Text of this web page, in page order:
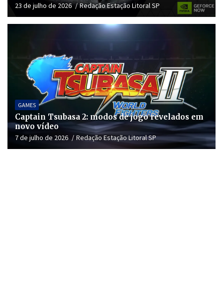
23 de julho de 2026 Redação Estação Litoral SP
GAMES
Captain Tsubasa 2: modos de jogo revelados em
novo vídeo
7 de julho de 2026 Redação Estação Litoral SP